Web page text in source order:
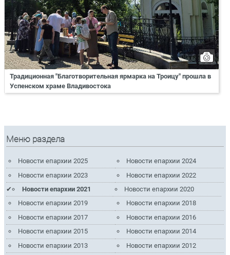
Традиционная "Благотворительная ярмарка на Троицу" прошла в
Успенском храме Владивостока
Меню раздела
Новости епархии 2025
Новости епархии 2024
Новости епархии 2023
Новости епархии 2022
Новости епархии 2021
Новости епархии 2020
Новости епархии 2019
Новости епархии 2018
Новости епархии 2017
Новости епархии 2016
Новости епархии 2015
Новости епархии 2014
Новости епархии 2013
Новости епархии 2012